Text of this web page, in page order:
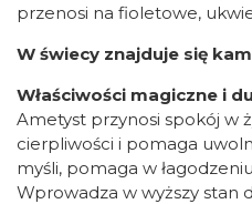
przenosi na fioletowe,
W świecy znajduje się
Właściwości magiczne i
Ametyst przynosi spokój w
cierpliwości i pomaga
myśli, pomaga w
Wprowadza w wyższy stan